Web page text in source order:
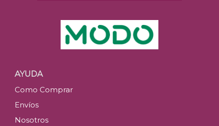
AYUDA
Como Comprar
Envíos
Nosotros